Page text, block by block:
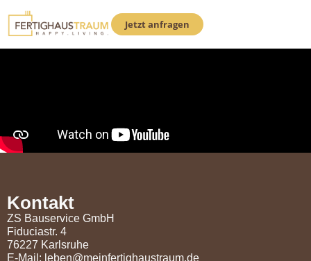
Jetzt anfragen
Kontakt
ZS Bauservice GmbH
Fiduciastr. 4
76227 Karlsruhe
E-Mail: leben@meinfertighaustraum.de